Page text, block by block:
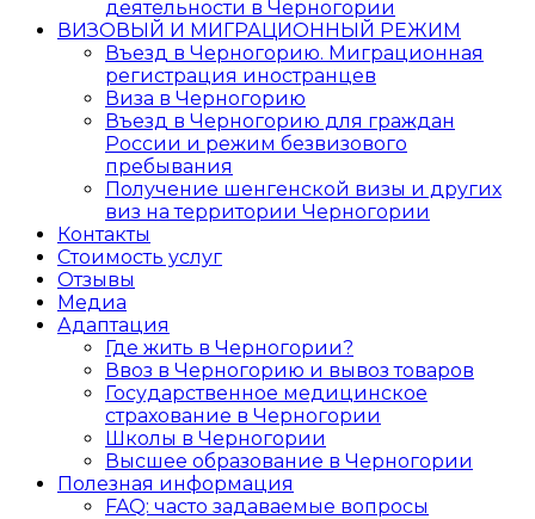
деятельности в Черногории
ВИЗОВЫЙ И МИГРАЦИОННЫЙ РЕЖИМ
Въезд в Черногорию. Миграционная
регистрация иностранцев
Виза в Черногорию
Въезд в Черногорию для граждан
России и режим безвизового
пребывания
Получение шенгенской визы и других
виз на территории Черногории
Контакты
Стоимость услуг
Отзывы
Медиа
Адаптация
Где жить в Черногории?
Ввоз в Черногорию и вывоз товаров
Государственное медицинское
страхование в Черногории
Школы в Черногории
Высшее образование в Черногории
Полезная информация
FAQ: часто задаваемые вопросы